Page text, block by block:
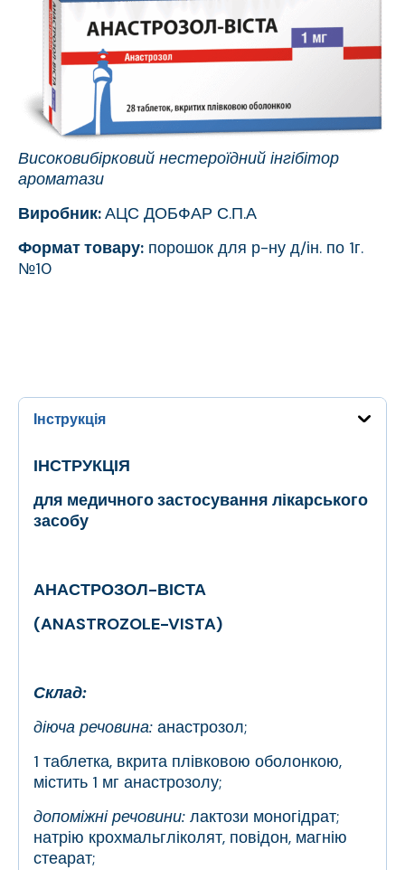
Високовибірковий нестероїдний інгібітор
ароматази
Виробник:АЦС ДОБФАР С.П.А
Формат товару: порошок для р-ну д/ін. по 1г.
№10
Інструкція
ІНСТРУКЦІЯ
для медичного застосування лікарського
засобу
АНАСТРОЗОЛ-ВІСТА
(ANASTROZOLE-VISTA)
Склад:
діюча речовина: анастрозол;
1 таблетка, вкрита плівковою оболонкою,
містить 1 мг анастрозолу;
допоміжні речовини: лактози моногідрат;
натрію крохмальгліколят, повідон, магнію
стеарат;